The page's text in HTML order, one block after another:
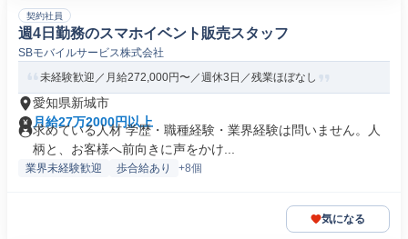
契約社員
週4日勤務のスマホイベント販売スタッフ
SBモバイルサービス株式会社
未経験歓迎／月給272,000円〜／週休3日／残業ほぼなし
愛知県新城市
月給27万2000円以上
求めている人材 学歴・職種経験・業界経験は問いません。人
柄と、お客様へ前向きに声をかけ...
業界未経験歓迎 歩合給あり +8個
気になる